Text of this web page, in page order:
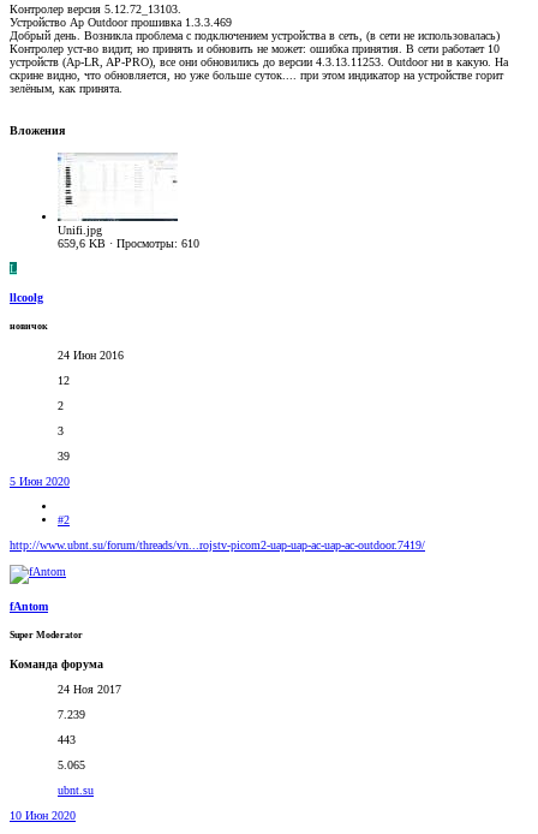
Контролер версия 5.12.72_13103.
Устройство Ap Outdoor прошивка 1.3.3.469
Добрый день. Возникла проблема с подключением устройства в сеть, (в сети не использовалась)
Контролер уст-во видит, но принять и обновить не может: ошибка принятия. В сети работает 10
устройств (Ap-LR, AP-PRO), все они обновились до версии 4.3.13.11253. Outdoor ни в какую. На
скрине видно, что обновляется, но уже больше суток.... при этом индикатор на устройстве горит
зелёным, как принята.
Вложения
Unifi.jpg
659,6 KB · Просмотры: 610
L
llcoolg
новичок
24 Июн 2016
12
2
3
39
5 Июн 2020
#2
http://www.ubnt.su/forum/threads/vn...rojstv-picom2-uap-uap-ac-uap-ac-outdoor.7419/
fAntom
Super Moderator
Команда форума
24 Ноя 2017
7.239
443
5.065
ubnt.su
10 Июн 2020